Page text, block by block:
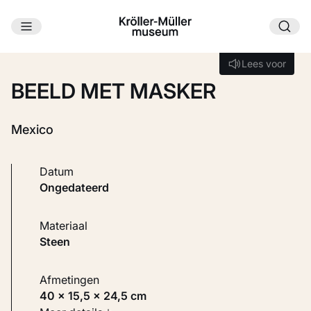
Ga naar hoofdinhoud
Lees voor
Lees voor
BEELD MET MASKER
Mexico
Datum
ongedateerd
Materiaal
Steen
Afmetingen
40 × 15,5 × 24,5 cm